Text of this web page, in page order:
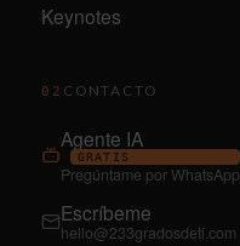
Keynotes
02 CONTACTO
Agente IA
GRATIS
Pregúntame por WhatsApp
Escríbeme
hello@233gradosdeti.com